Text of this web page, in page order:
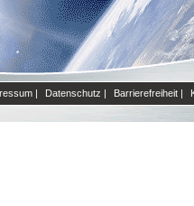
| Datenschutz | Barrierefreiheit |